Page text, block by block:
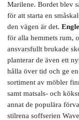
Marilene. Bordet blev
för att starta en
den vägen är det.
för alla hemmets rum,
ansvarsfullt brukade
planterar de även ett
hålla över tid och ge
sortiment av möbler
samt matsals- och
annat de populära
stilrena soffserien